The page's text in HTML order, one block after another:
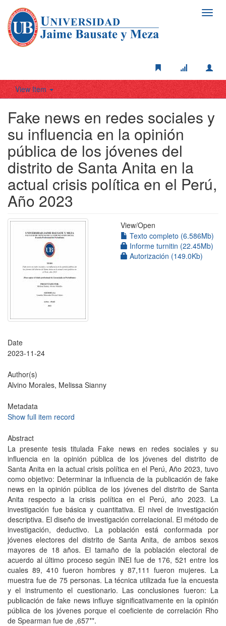
View Item
Fake news en redes sociales y
su influencia en la opinión
pública de los jóvenes del
distrito de Santa Anita en la
actual crisis política en el Perú,
Año 2023
View/Open
Texto completo (6.586Mb)
Informe turnitin (22.45Mb)
Autorización (149.0Kb)
Date
2023-11-24
Author(s)
Alvino Morales, Melissa Sianny
Metadata
Show full item record
Abstract
La presente tesis titulada Fake news en redes sociales y su
influencia en la opinión pública de los jóvenes del distrito de
Santa Anita en la actual crisis política en el Perú, Año 2023, tuvo
como objetivo: Determinar la influencia de la publicación de fake
news en la opinión pública de los jóvenes del distrito de Santa
Anita respecto a la crisis política en el Perú, año 2023. La
investigación fue básica y cuantitativa. El nivel de investigación
descriptiva. El diseño de investigación correlacional. El método de
investigación, deductivo. La población está conformada por
jóvenes electores del distrito de Santa Anita, de ambos sexos
mayores de 18 años. El tamaño de la población electoral de
acuerdo al último proceso según INEI fue de 176, 521 entre los
cuales 89, 410 fueron hombres y 87,111 fueron mujeres. La
muestra fue de 75 personas. La técnica utilizada fue la encuesta
y el instrumento el cuestionario. Las conclusiones fueron: La
publicación de fake news influye significativamente en la opinión
pública de los jóvenes porque el coeficiente de correlación Rho
de Spearman fue de ,657**.